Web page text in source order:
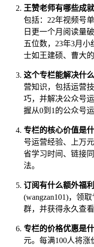
王赞老师有哪些成就
包括：22年视频号
日更一个月阅读量
五位数，23年3月小
士如王建硕、曹大的
这个专栏能解决什么
营知识，包括运营
巧，并解决公众号
握从0到1的公众号运
专栏的核心价值是什
号运营经验、上万
省学习时间、链接
法。
订阅有什么额外福利
(wangzan101)，领
群，并获得永久查
专栏的价格优惠是什
元。每满100人将